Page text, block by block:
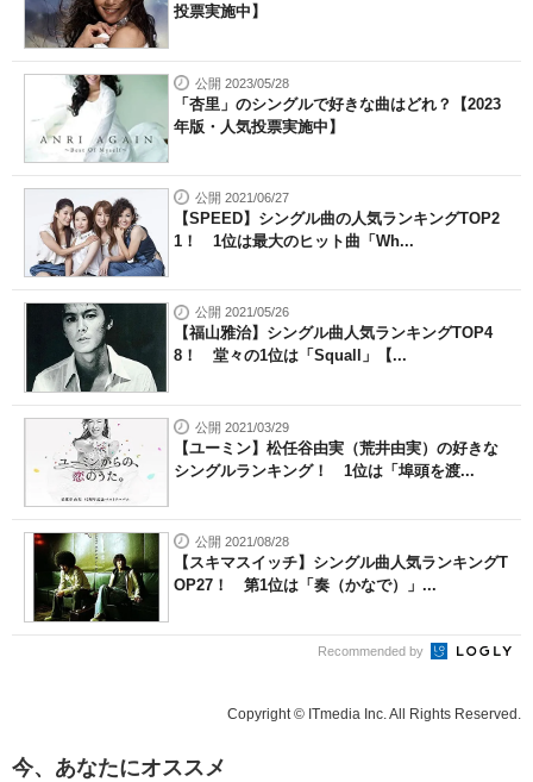
投票実施中】
公開 2023/05/28
「杏里」のシングルで好きな曲はどれ？【2023
年版・人気投票実施中】
公開 2021/06/27
【SPEED】シングル曲の人気ランキングTOP2
1！ 1位は最大のヒット曲「Wh...
公開 2021/05/26
【福山雅治】シングル曲人気ランキングTOP4
8！ 堂々の1位は「Squall」【...
公開 2021/03/29
【ユーミン】松任谷由実（荒井由実）の好きな
シングルランキング！ 1位は「埠頭を渡...
公開 2021/08/28
【スキマスイッチ】シングル曲人気ランキングT
OP27！ 第1位は「奏（かなで）」...
Recommended by
Copyright © ITmedia Inc. All Rights Reserved.
今、あなたにオススメ